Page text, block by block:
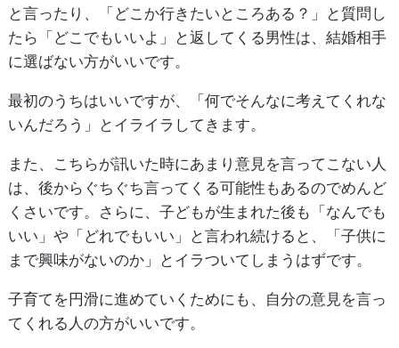
と言ったり、「どこか行きたいところある？」と質問し
たら「どこでもいいよ」と返してくる男性は、結婚相手
に選ばない方がいいです。
最初のうちはいいですが、「何でそんなに考えてくれな
いんだろう」とイライラしてきます。
また、こちらが訊いた時にあまり意見を言ってこない人
は、後からぐちぐち言ってくる可能性もあるのでめんど
くさいです。さらに、子どもが生まれた後も「なんでも
いい」や「どれでもいい」と言われ続けると、「子供に
まで興味がないのか」とイラついてしまうはずです。
子育てを円滑に進めていくためにも、自分の意見を言っ
てくれる人の方がいいです。